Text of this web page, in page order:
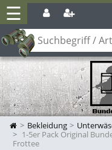
☰
Bekleidung
1-5er Pack Original
Frottee